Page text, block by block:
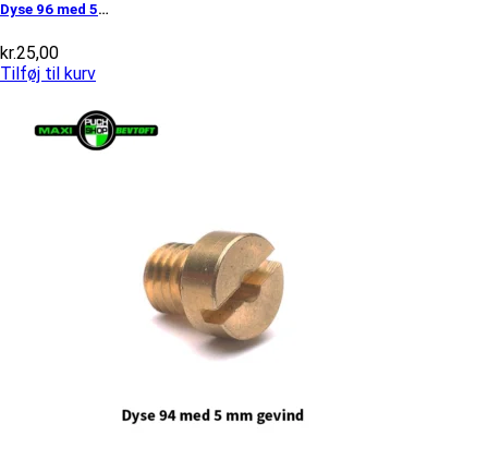
Dyse 96 med 5mm gevind
kr.25,00
Tilføj til kurv